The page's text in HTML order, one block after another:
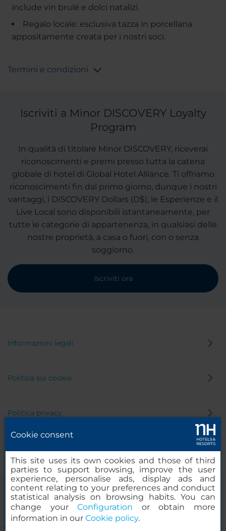
include vin brulé e dolci natalizi.
Regalo locale: esclusiva tazza in porcellana
appositamente creata per i nostri soci.
Termini e condizioni
Iscriviti a Minor DISCOVERY Loyalty
Program
In qualità di titolare Minor DISCOVERY, riceverai
riconoscimenti e premi presso tutta la catena
globale di hotel di Global Hotel Alliance. Ti offriamo
riconoscimenti fin dal primo giorno, dunque i nostri
vantaggi, i DISCOVERY Dollars (D$), le Esperienze e il
Live Local sono disponibili istantaneamente, per
tutte le categorie di appartenenza, in qualsiasi delle
nostre proprietà, a casa o fuori, con o senza
soggiorno.
Iscriviti ora
Informazioni legali
Politica sui cookie
Politica privacy
Cookie consent
This site uses its own cookies and those of third
parties to support browsing, improve the user
experience, personalise ads, display ads and
content relating to your preferences and conduct
statistical analysis on browsing habits. You can
change yourConfiguration or obtain more
information in our Cookie policy.